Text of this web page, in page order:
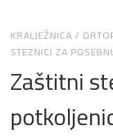
KRALJEŽNICA/
STEZNICI ZA
Zaštitni